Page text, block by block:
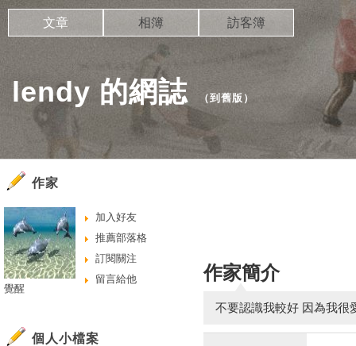
lendy 的網誌（到舊版 ）
文章 相簿 訪客簿
作家簡介
不要認識我較好 因為我很
作家
加入好友
推薦部落格
訂閱關注
留言給他
覺醒
個人小檔案